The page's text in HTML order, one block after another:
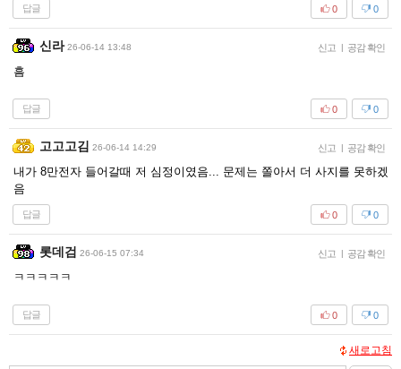
답글 0
0
신라 26-06-14 13:48 신고 | 공감 확인
흠
답글 0
0
고고고김 26-06-14 14:29 신고 | 공감 확인
내가 8만전자 들어갈때 저 심정이였음... 문제는 쫄아서 더 사지를 못하겠
음
답글 0
0
롯데검 26-06-15 07:34 신고 | 공감 확인
ㅋㅋㅋㅋㅋ
답글 0
0
새로고침